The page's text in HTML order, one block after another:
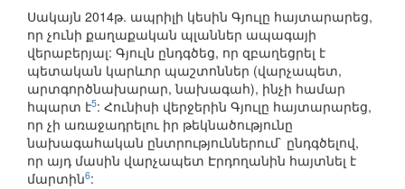
Սակայն 2014թ. ապրիլի կեսին Գյուլը հայտարարեց,
որ չունի քաղաքական պլաններ ապագայի
վերաբերյալ: Գյուլն ընդգծեց, որ զբաղեցրել է
պետական կարևոր պաշտոններ (վարչապետ,
արտգործնախարար, նախագահ), ինչի համար
հպարտ է5: Հունիսի վերջերին Գյուլը հայտարարեց,
որ չի առաջադրելու իր թեկնածությունը
նախագահական ընտրություններում` ընդգծելով,
որ այդ մասին վարչապետ Էրդողանին հայտնել է
մարտին6: